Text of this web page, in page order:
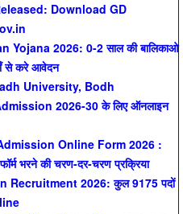
Download GD
2026: 0-2 साल की बालिकाओ
से करे आवेदन
University, Bodh
2026-30 के लिए ऑनलाइन
Online Form 2026 :
भरने की चरण-दर-चरण प्रक्रिया
Recruitment 2026: कुल 9175 पदों